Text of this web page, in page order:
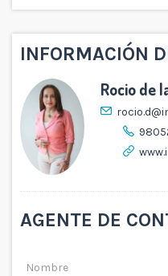
INFORMACIÓN
Rocio de
AGENTE DE